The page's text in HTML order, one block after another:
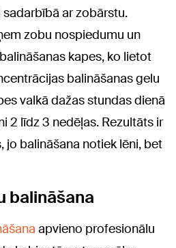
ar zobārstu.
zobu nospiedumu un
kapes, ko lietot
balināšanas gelu
valkā dažas stundas dienā
2 līdz 3 nedēļas. Rezultāts ir
jo balināšana notiek lēni, bet
balināšana
apvieno profesionālu